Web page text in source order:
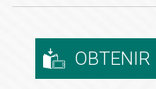
OBTENIR